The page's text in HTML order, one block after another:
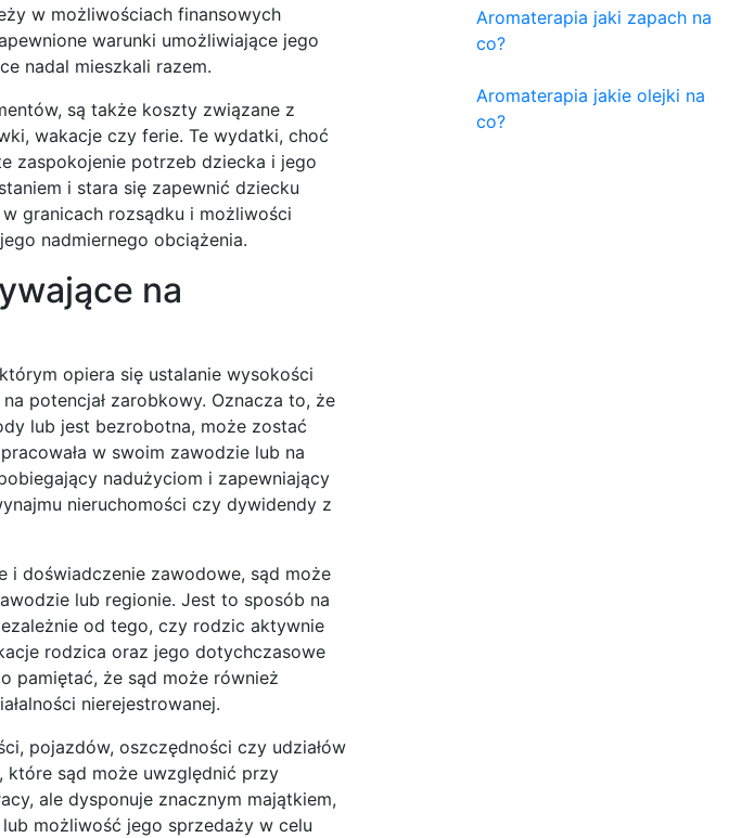
w możliwościach finansowych
warunki umożliwiające jego
nadal mieszkali razem.
są także koszty związane z
wakacje czy ferie. Te wydatki, choć
zaspokojenie potrzeb dziecka i jego
i stara się zapewnić dziecku
granicach rozsądku i możliwości
nadmiernego obciążenia.
na
opiera się ustalanie wysokości
potencjał zarobkowy. Oznacza to, że
lub jest bezrobotna, może zostać
w swoim zawodzie lub na
nadużyciom i zapewniający
nieruchomości czy dywidendy z
i doświadczenie zawodowe, sąd może
lub regionie. Jest to sposób na
od tego, czy rodzic aktywnie
rodzica oraz jego dotychczasowe
pamiętać, że sąd może również
nierejestrowanej.
pojazdów, oszczędności czy udziałów
które sąd może uwzględnić przy
ale dysponuje znacznym majątkiem,
możliwość jego sprzedaży w celu
Aromaterapia jaki zapach na
co?
Aromaterapia jakie olejki na
co?